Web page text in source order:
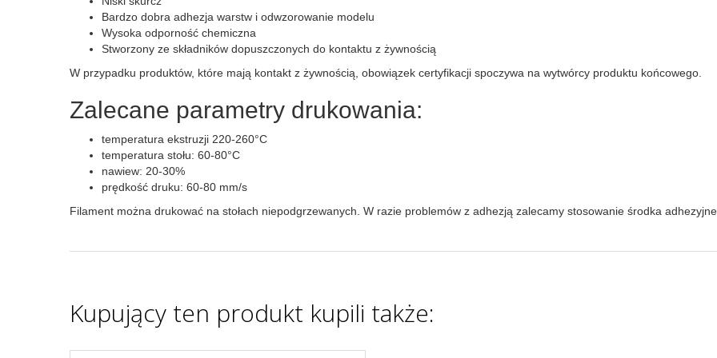
Bardzo dobra adhezja warstw i odwzorowanie modelu
Wysoka odporność chemiczna
Stworzony ze składników dopuszczonych do kontaktu z żywnością
W przypadku produktów, które mają kontakt z żywnością, obowiązek certyfikacji spoczywa na wytwórcy produktu końcowego.
Zalecane parametry drukowania:
temperatura ekstruzji 220-260°C
temperatura stołu: 60-80°C
nawiew: 20-30%
prędkość druku: 60-80 mm/s
Filament można drukować na stołach niepodgrzewanych. W razie problemów z adhezją zalecamy stosowanie środka
Kupujący ten produkt kupili także: